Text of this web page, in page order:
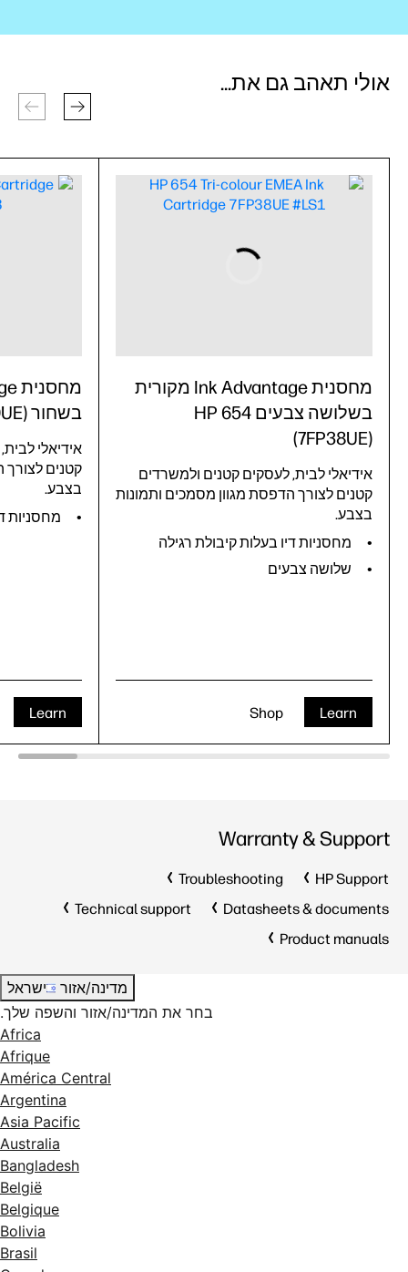
אולי תאהב גם את...
בשחור HP 654 (7FP39UE)
אידיאלי
קטנים לצורך
בצבע.
מחסניות
Learn
מחסנית Ink Advantage מקורית
בשלושה צבעים HP 654
(7FP38UE)
אידיאלי לבית, לעסקים קטנים ולמשרדים
קטנים לצורך הדפסת מגוון מסמכים ותמונות
בצבע.
מחסניות דיו בעלות קיבולת רגילה
שלושה צבעים
Learn
Shop
Warranty & Support
HP Support
Troubleshooting
Datasheets & documents
Technical support
Product manuals
מדינה/אזור
ישראל
בחר את המדינה/אזור והשפה שלך.
Africa
Afrique
América Central
Argentina
Asia Pacific
Australia
Bangladesh
België
Belgique
Bolivia
Brasil